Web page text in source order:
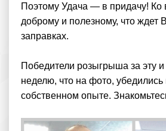
Поэтому Удача — в придачу! Ко
доброму и полезному, что ждет
заправках.
Победители розыгрыша за эту
неделю, что на фото, убедились
собственном опыте.